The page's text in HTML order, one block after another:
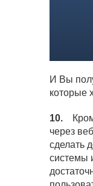
И Вы
которые
10.
через
сделать
системы